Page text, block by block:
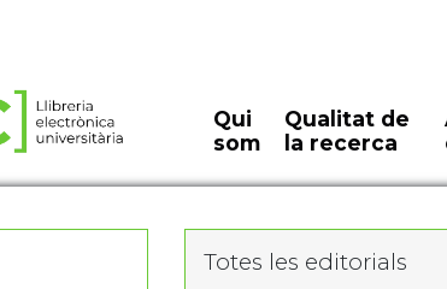
Qui
som
Qualitat de
la recerca
Totes les editorials